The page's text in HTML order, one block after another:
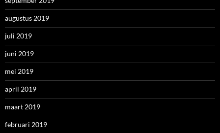
augustus 2019
juli 2019
juni 2019
mei 2019
april 2019
maart 2019
februari 2019